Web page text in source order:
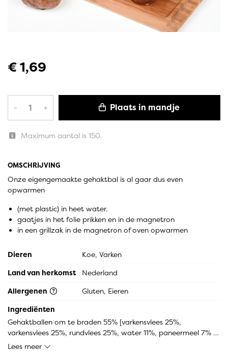
OMSCHRIJVING
Onze eigengemaakte gehaktbal is al gaar dus even
opwarmen
(met plastic) in heet water.
gaatjes in het folie prikken en in de magnetron
in een grillzak in de magnetron of oven opwarmen
€ 1,69
– + Plaats in mandje
Maximum aantal is 150.
Dieren
Koe, Varken
Land van herkomst
Nederland
Allergenen
Gluten, Eieren
Ingrediënten
Gehaktballen om te braden 55% [varkensvlees 25%,
varkensvlees 25%, rundvlees 25%, water 11%, paneermeel 7%
[TARWEmeel (GLUTEN), gist, zout, emulgator: E472e, dextrose
Lees meer